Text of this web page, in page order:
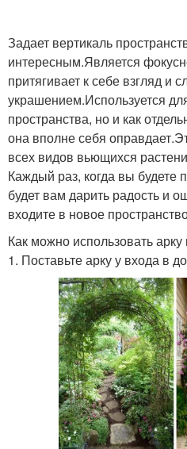
Задает вертикаль
интересным.Является
притягивает к себе взгляд и
украшением.Используется
пространства, но и как
она вполне себя
всех видов вьющихся
Каждый раз, когда вы будете
будет вам дарить радость и
входите в новое
Как можно использовать арку
1. Поставьте арку у входа в